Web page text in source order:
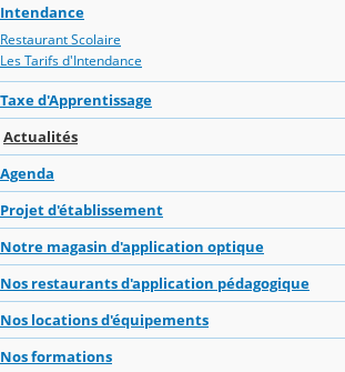
Intendance
Restaurant Scolaire
Les Tarifs d'Intendance
Taxe d'Apprentissage
Actualités
Agenda
Projet d'établissement
Notre magasin d'application optique
Nos restaurants d'application pédagogique
Nos locations d'équipements
Nos formations